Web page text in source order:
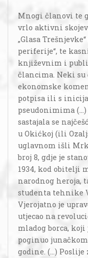
Mnogi članovi te
vrlo aktivni
„Glasa
periferije“, te
književnim i
člancima. Neki
ekonomske
potpisa ili s
pseudonimima (...)
sastajala se
u Okićkoj (ili
uglavnom išli
broj 8, gdje je
1934, kod obitelji
narodnog heroja,
studenta tehnike
Vjerojatno je
utjecao na
mladog borca,
poginuo
godine. (...) Poslije